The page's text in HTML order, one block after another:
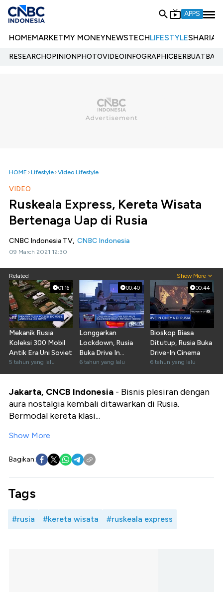
APPS
HOMEMARKETMY MONEYNEWSTECHLIFESTYLESHARIA
RESEARCHOPINIONPHOTOVIDEOINFOGRAPHIC
HOME Lifestyle Video Lifestyle
VIDEO
Ruskeala Express, Kereta Wisata
Bertenaga Uap di Rusia
CNBC Indonesia TV, CNBC Indonesia
09 March 2021 12:30
Related Show More
01:16
Mekanik Rusia
Koleksi 300 Mobil
Antik Era Uni Soviet
5 tahun yang lalu
00:40
Longgarkan
Lockdown, Rusia
Buka Drive In
Cinema
6 tahun yang lalu
00:44
Bioskop Biasa
Ditutup, Rusia Buka
Drive-In Cinema
6 tahun yang lalu
Jakarta, CNCB Indonesia - Bisnis plesiran dengan
aura nostalgia kembali ditawarkan di Rusia.
Bermodal kereta klasi...
Show More
Bagikan:
Tags
#rusia #kereta wisata #ruskeala express